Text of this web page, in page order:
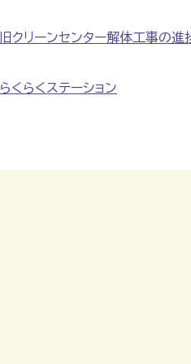
旧クリーンセンター解体工事の進
らくらくステーション